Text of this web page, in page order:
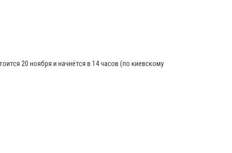
20 ноября и начнётся в 14 часов (по киевскому